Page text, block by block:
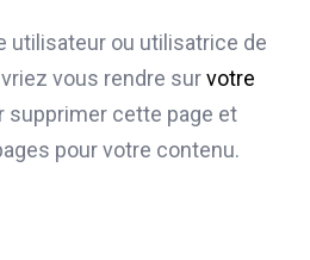
utilisateur ou utilisatrice de
vous rendre survotre
supprimer cette page et
pour votre contenu.